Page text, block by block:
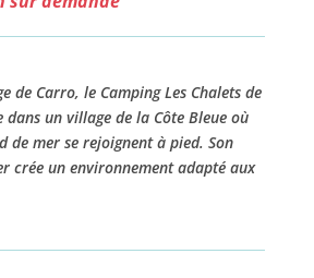
de Carro, le Camping Les Chalets de
un village de la Côte Bleue où
de mer se rejoignent à pied. Son
crée un environnement adapté aux